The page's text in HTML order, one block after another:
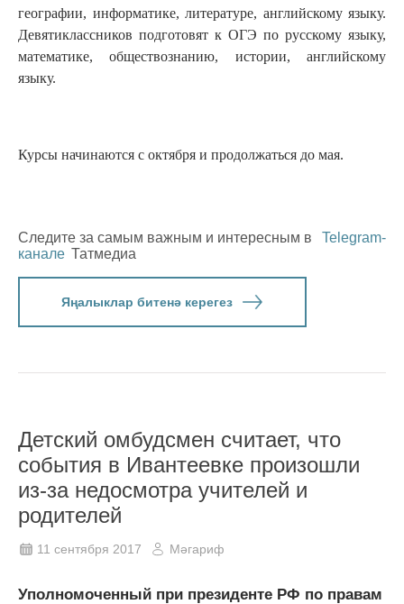
географии, информатике, литературе, английскому языку.
Девятиклассников подготовят к ОГЭ по русскому языку,
математике, обществознанию, истории, английскому
языку.
Курсы начинаются с октября и продолжаться до мая.
Следите за самым важным и интересным в
Telegram-
канале Татмедиа
Яңалыклар битенә керегез
Детский омбудсмен считает, что
события в Ивантеевке произошли
из-за недосмотра учителей и
родителей
11 сентября 2017 Мәгариф
Уполномоченный при президенте РФ по правам